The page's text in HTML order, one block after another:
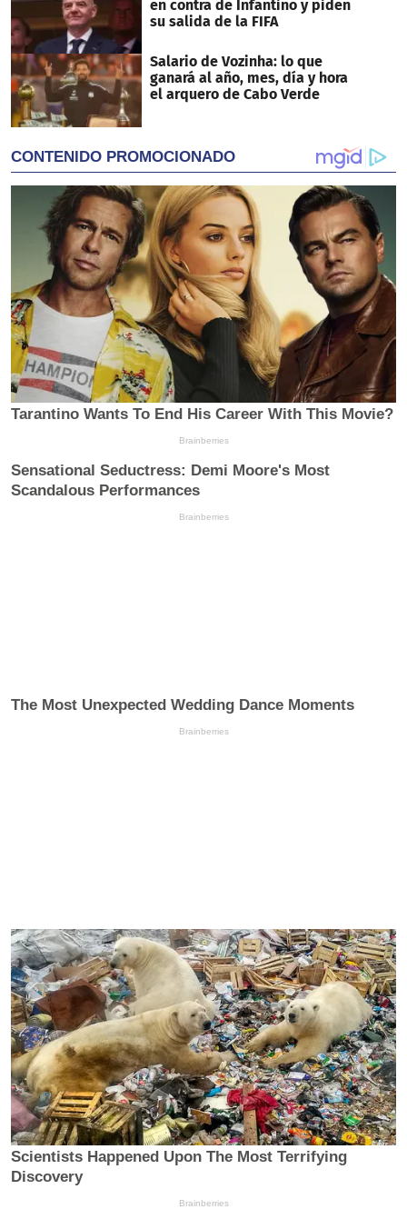
en contra de Infantino y piden
su salida de la FIFA
Salario de Vozinha: lo que
ganará al año, mes, día y hora
el arquero de Cabo Verde